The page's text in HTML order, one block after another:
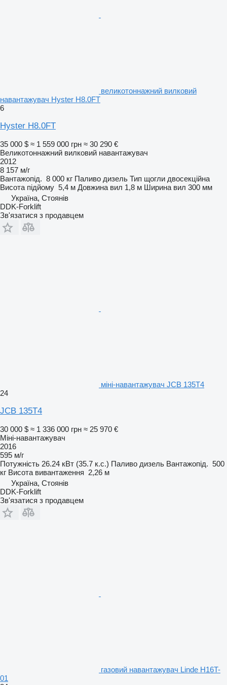
великотоннажний вилковий
навантажувач Hyster H8.0FT
6
Hyster H8.0FT
35 000 $ ≈ 1 559 000 грн ≈ 30 290 €
Великотоннажний вилковий навантажувач
2012
8 157 м/г
Вантажопід. 8 000 кг Паливо дизель Тип щогли двосекційна
Висота підйому 5,4 м Довжина вил 1,8 м Ширина вил 300 мм
Україна, Стоянів
DDK-Forklift
Зв'язатися з продавцем
міні-навантажувач JCB 135T4
24
JCB 135T4
30 000 $ ≈ 1 336 000 грн ≈ 25 970 €
Міні-навантажувач
2016
595 м/г
Потужність 26.24 кВт (35.7 к.с.) Паливо дизель Вантажопід. 500
кг Висота вивантаження 2,26 м
Україна, Стоянів
DDK-Forklift
Зв'язатися з продавцем
газовий навантажувач Linde H16T-
01